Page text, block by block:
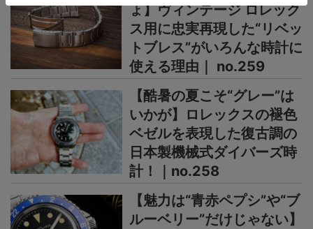
ょ】ヴィンテージ ロレック
ス用に忠実再現した“リベッ
トブレス”がいろんな時計に
使える理由｜ no.259
【酷暑の夏こそ“グレー”は
いかが】ロレックスの褪色
ベゼルを表現した復古調の
日本製機械式ダイバーズ時
計！｜no.258
【魅力は“青赤ペプシ”や“ブ
ルーベリー”だけじゃない】